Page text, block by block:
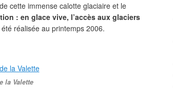
cette immense calotte glaciaire et le
: en glace vive, l’accès aux glaciers
réalisée au printemps 2006.
la Valette